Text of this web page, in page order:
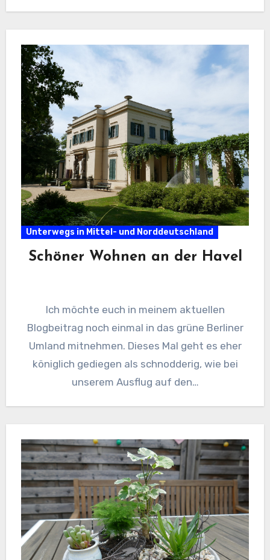
Unterwegs in Mittel- und Norddeutschland
Schöner Wohnen an der Havel
Ich möchte euch in meinem aktuellen
Blogbeitrag noch einmal in das grüne Berliner
Umland mitnehmen. Dieses Mal geht es eher
königlich gediegen als schnodderig, wie bei
unserem Ausflug auf den…